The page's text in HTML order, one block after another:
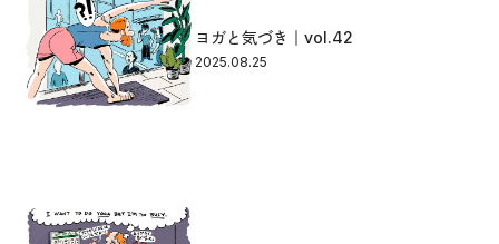
ヨガと気づき｜vol.42
2025.08.25